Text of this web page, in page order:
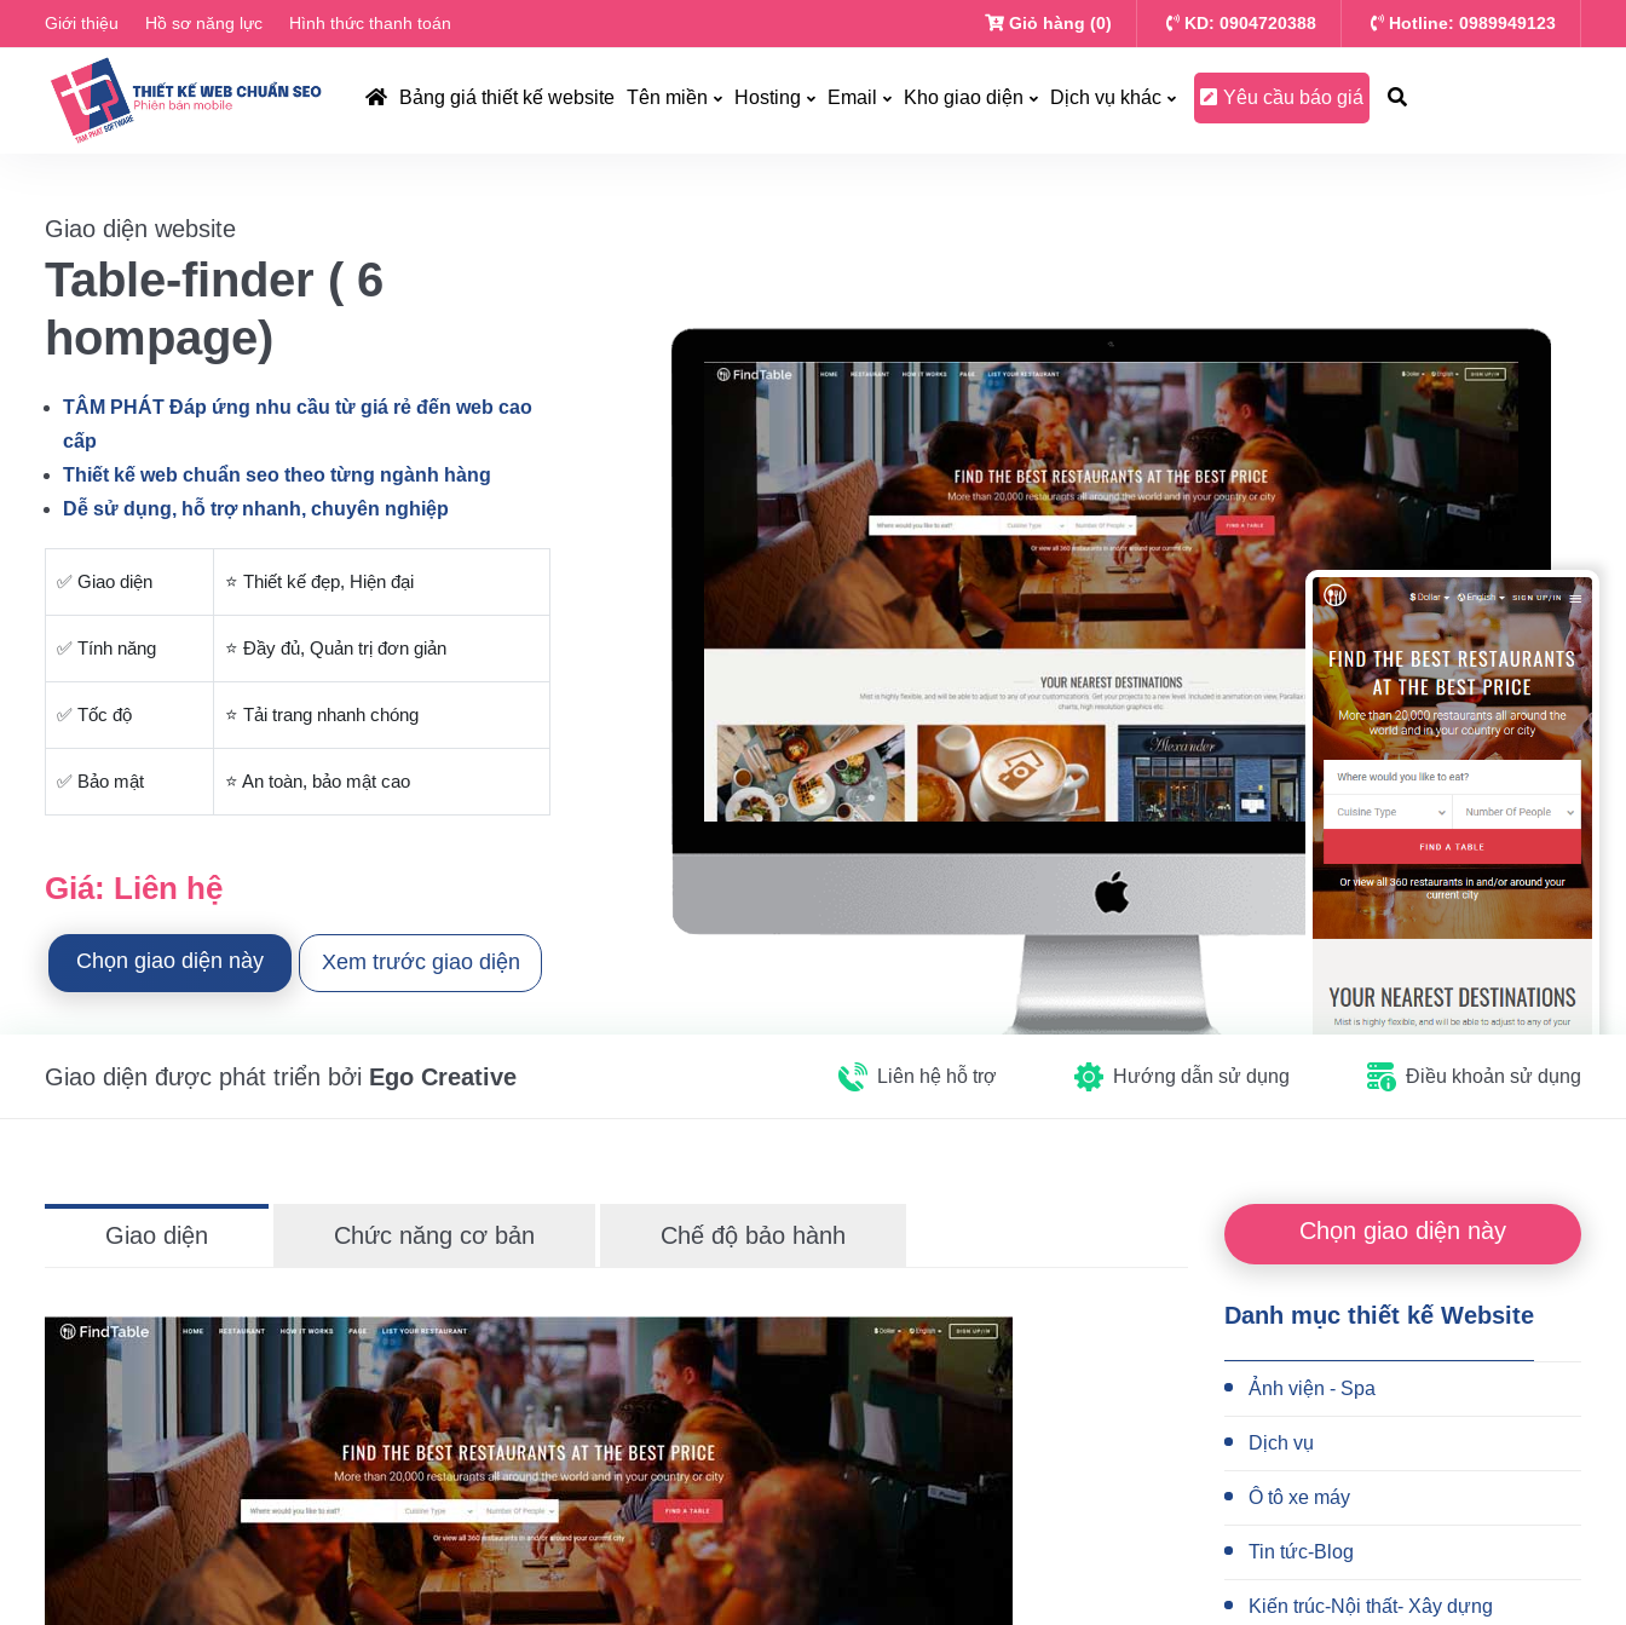
Giới thiệu Hồ sơ năng lực Hình thức thanh toán Giỏ hàng (0) KD: 0904720388 Hotline: 0989949123
Bảng giá thiết kế website Tên miền Hosting Email Kho giao diện Dịch vụ khác Yêu cầu báo giá
Giao diện website
Table-finder ( 6
hompage)
TÂM PHÁT Đáp ứng nhu cầu từ giá rẻ đến web cao
cấp
Thiết kế web chuẩn seo theo từng ngành hàng
Dễ sử dụng, hỗ trợ nhanh, chuyên nghiệp
✅ Giao diện ⭐ Thiết kế đẹp, Hiện đại
✅ Tính năng ⭐ Đầy đủ, Quản trị đơn giản
✅ Tốc độ ⭐ Tải trang nhanh chóng
✅ Bảo mật ⭐ An toàn, bảo mật cao
Giá: Liên hệ
Chọn giao diện này Xem trước giao diện
Giao diện được phát triển bởi Ego Creative Liên hệ hỗ trợ Hướng dẫn sử dụng Điều khoản sử dụng
Giao diện Chức năng cơ bản Chế độ bảo hành Chọn giao diện này
Danh mục thiết kế Website
Ảnh viện - Spa
Dịch vụ
Ô tô xe máy
Tin tức-Blog
Kiến trúc-Nội thất- Xây dựng